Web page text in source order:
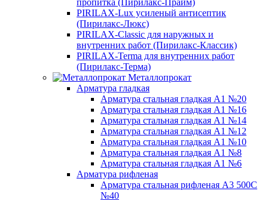
пропитка (Пирилакс-Прайм)
PIRILAX-Lux усиленый антисептик
(Пирилакс-Люкс)
PIRILAX-Classic для наружных и
внутренних работ (Пирилакс-Классик)
PIRILAX-Terma для внутренних работ
(Пирилакс-Терма)
Металлопрокат
Арматура гладкая
Арматура стальная гладкая А1 №20
Арматура стальная гладкая А1 №16
Арматура стальная гладкая А1 №14
Арматура стальная гладкая А1 №12
Арматура стальная гладкая А1 №10
Арматура стальная гладкая А1 №8
Арматура стальная гладкая А1 №6
Арматура рифленая
Арматура стальная рифленая А3 500С
№40